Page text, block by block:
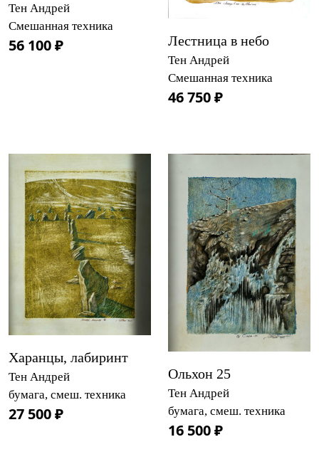
Тен Андрей
Смешанная техника
56 100 ₽ Лестница в небо
Тен Андрей
Смешанная техника
46 750 ₽
Харанцы, лабиринт
Тен Андрей
бумага, смеш. техника
27 500 ₽
Ольхон 25
Тен Андрей
бумага, смеш. техника
16 500 ₽